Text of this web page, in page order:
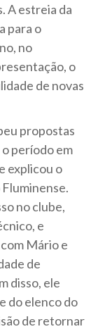
A estreia da
para o
no
o
de novas
propostas
período em
explicou o
no clube,
e
Mário e
de
disso, ele
do elenco do
de retornar